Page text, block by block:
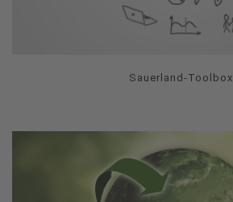
Sauerland-Toolbox